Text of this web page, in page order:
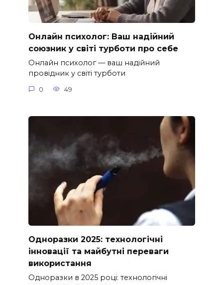
Онлайн психолог: Ваш надійний
союзник у світі турботи про себе
Онлайн психолог — ваш надійний
провідник у світі турботи
0 49
Одноразки 2025: технологічні
інновації та майбутні переваги
використання
Одноразки в 2025 році: технологічні